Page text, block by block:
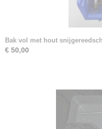
Bak vol met hout
€ 50,00